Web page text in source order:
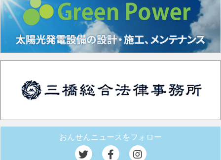
おんせんニュースをフォロー